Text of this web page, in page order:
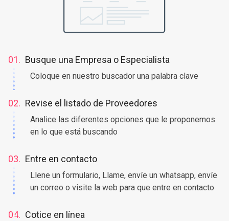
01. Busque una Empresa o Especialista
Coloque en nuestro buscador una palabra clave
02. Revise el listado de Proveedores
Analice las diferentes opciones que le proponemos
en lo que está buscando
03. Entre en contacto
Llene un formulario, Llame, envíe un whatsapp, envíe
un correo o visite la web para que entre en contacto
04. Cotice en línea